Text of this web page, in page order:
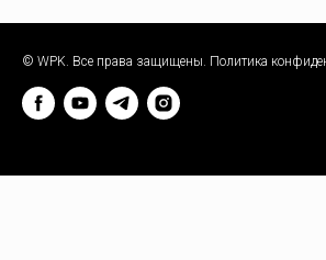
© WPK. Все права защищены. Политика